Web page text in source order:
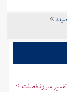
تفسير سورة فصلت >